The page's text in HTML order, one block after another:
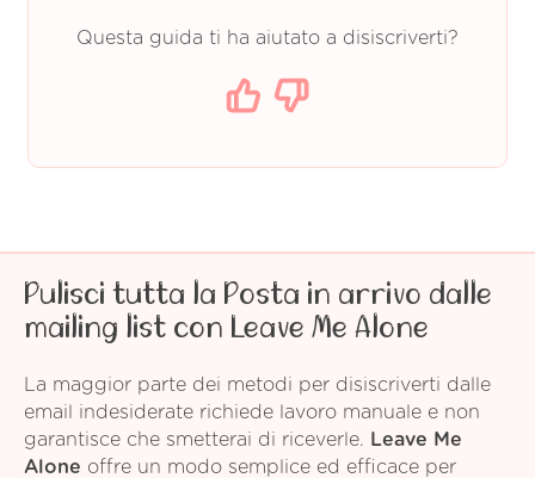
Questa guida ti ha aiutato a disiscriverti?
Pulisci tutta la Posta in arrivo dalle
mailing list con Leave Me Alone
La maggior parte dei metodi per disiscriverti dalle
email indesiderate richiede lavoro manuale e non
garantisce che smetterai di riceverle.
Leave Me
Alone offre un modo semplice ed efficace per